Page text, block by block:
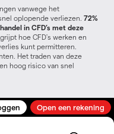
vanwege het
oplopende verliezen. 72%
in CFD’s met deze
hoe CFD's werken en
kunt permitteren.
Het traden van deze
hoog risico van snel
Open een rekening